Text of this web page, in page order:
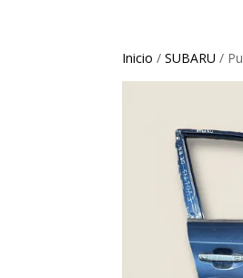
Inicio /SUBARU /